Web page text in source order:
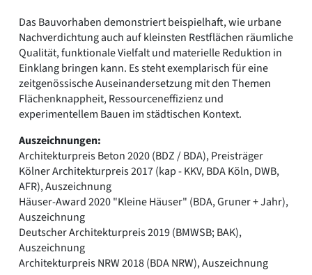
Das Bauvorhaben demonstriert beispielhaft, wie urbane
Nachverdichtung auch auf kleinsten Restflächen räumliche
Qualität, funktionale Vielfalt und materielle Reduktion in
Einklang bringen kann. Es steht exemplarisch für eine
zeitgenössische Auseinandersetzung mit den Themen
Flächenknappheit, Ressourceneffizienz und
experimentellem Bauen im städtischen Kontext.
Auszeichnungen:
Architekturpreis Beton 2020 (BDZ / BDA), Preisträger
Kölner Architekturpreis 2017 (kap - KKV, BDA Köln, DWB,
AFR), Auszeichnung
Häuser-Award 2020 "Kleine Häuser" (BDA, Gruner + Jahr),
Auszeichnung
Deutscher Architekturpreis 2019 (BMWSB; BAK),
Auszeichnung
Architekturpreis NRW 2018 (BDA NRW), Auszeichnung